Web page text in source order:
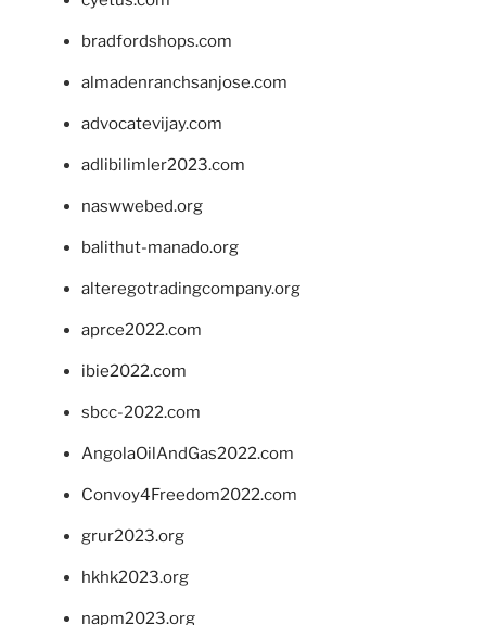
bradfordshops.com
almadenranchsanjose.com
advocatevijay.com
adlibilimler2023.com
naswwebed.org
balithut-manado.org
alteregotradingcompany.org
aprce2022.com
ibie2022.com
sbcc-2022.com
AngolaOilAndGas2022.com
Convoy4Freedom2022.com
grur2023.org
hkhk2023.org
napm2023.org